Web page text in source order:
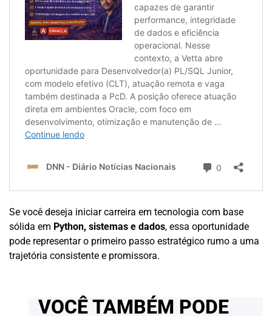
Se você deseja iniciar carreira em tecnologia com base
sólida em Python, sistemas e dados, essa oportunidade
pode representar o primeiro passo estratégico rumo a uma
trajetória consistente e promissora.
VOCÊ TAMBÉM PODE